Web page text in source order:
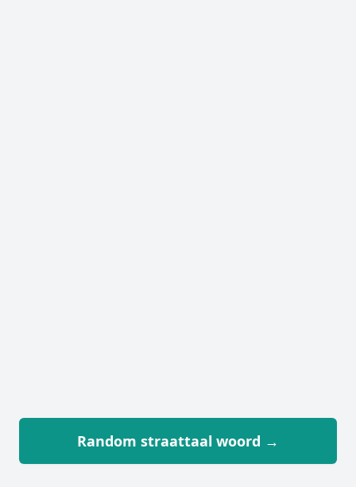
Random straattaal woord →